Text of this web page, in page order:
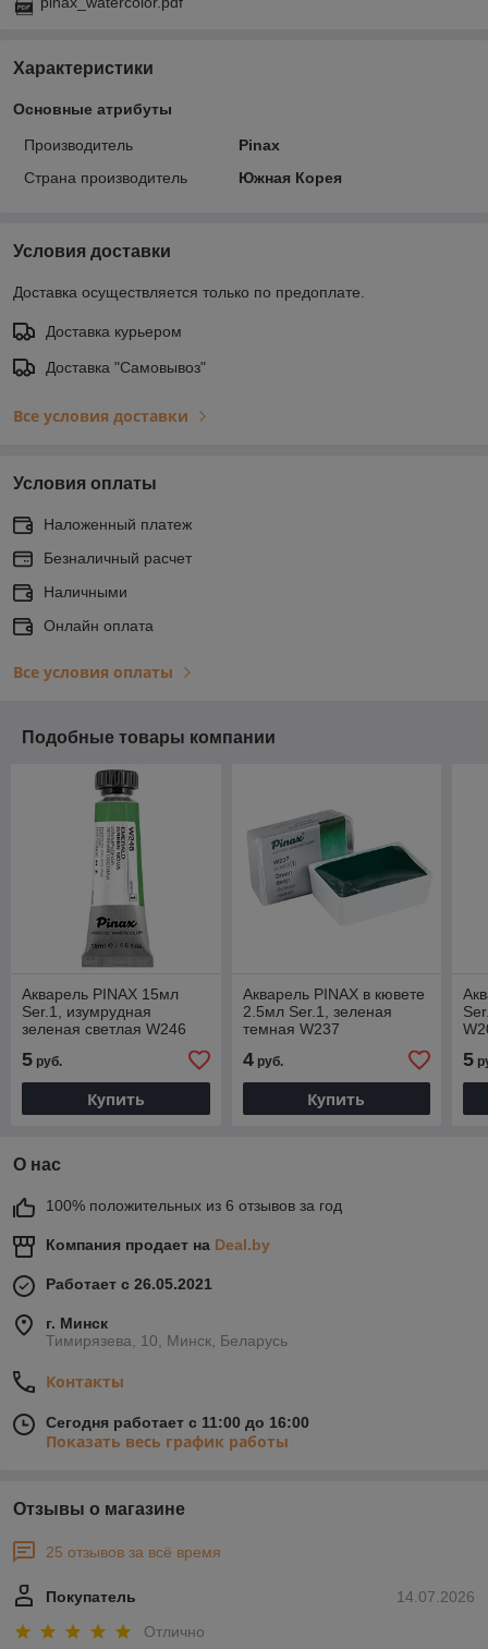
Характеристики
Основные атрибуты
Производитель
Pinax
Страна производитель
Южная Корея
Условия доставки
Доставка осуществляется только по предоплате.
Доставка курьером
Доставка "Самовывоз"
Все условия доставки
Условия оплаты
Наложенный платеж
Безналичный расчет
Наличными
Онлайн оплата
Все условия оплаты
Подобные товары компании
Акварель PINAX 15мл
Ser.1, изумрудная
зеленая светлая W246
5 руб.
Купить
Акварель PINAX в кювете
2.5мл Ser.1, зеленая
темная W237
4руб.
Купить
5
О нас
100% положительных из 6 отзывов за год
Компания продает на Deal.by
Работает с 26.05.2021
г. Минск
Тимирязева, 10, Минск, Беларусь
Контакты
Сегодня работает с 11:00 до 16:00
Показать весь график работы
Отзывы о магазине
25 отзывов за всё время
14.07.2026
Покупатель
Отлично